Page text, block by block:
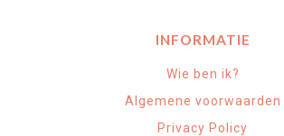
INFORMATIE
Wie ben ik?
Algemene voorwaarden
Privacy Policy